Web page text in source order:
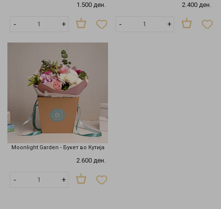
1.500 ден.
- +
2.400 ден.
- +
Moonlight Garden - Букет во Кутија
2.600 ден.
- +